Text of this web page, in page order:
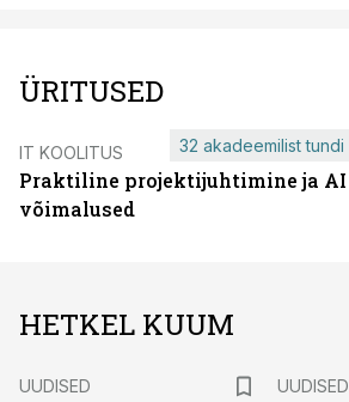
ÜRITUSED
IT KOOLITUS
Praktiline projektijuhtimine ja AI
võimalused
32 akadeemilist tundi
HETKEL KUUM
UUDISED
UUDISED